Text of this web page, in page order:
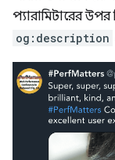
প্যারামিটারের উপর
og:description